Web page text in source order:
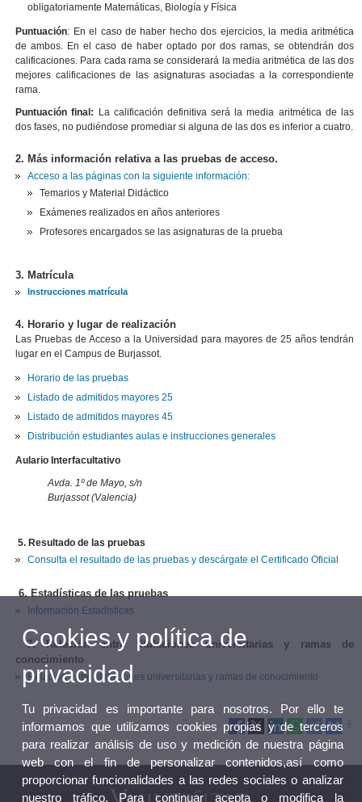
obligatoriamente Matemáticas, Biología y Física
Puntuación: En el caso de haber hecho dos ejercicios, la media aritmética
de ambos. En el caso de haber optado por dos ramas, se obtendrán dos
calificaciones. Para cada rama se considerará la media aritmética de las dos
mejores calificaciones de las asignaturas asociadas a la correspondiente
rama.
Puntuación final: La calificación definitiva será la media aritmética de las
dos fases, no pudiéndose promediar si alguna de las dos es inferior a cuatro.
2. Más información relativa a las pruebas de acceso.
Acceso a las páginas con la siguiente información:
Temarios y Material Didáctico
Exámenes realizados en años anteriores
Profesores encargados se las asignaturas de la prueba
3. Matrícula
Instrucciones matrícula
4. Horario y lugar de realización
Las Pruebas de Acceso a la Universidad para mayores de 25 años tendrán
lugar en el Campus de Burjassot.
Horario de las pruebas
Listado de admitidos mayores 25
Listado de admitidos mayores 45
Distribución estudiantes aulas e instrucciones generales
Aulario Interfacultativo
Avda. 1º de Mayo, s/n
Burjassot (Valencia)
5. Resultado de las pruebas
Consulta el resultado de las pruebas y descárgate el Certificado Oficial
6. Estadísticas de las pruebas
Información Estadísticas
7. Relación entre titulaciones universitarias y ramas de
conocimiento
Relación entre titulaciones universitarias y ramas de conocimiento
Cookies y política de
privacidad
Tu privacidad es importante para nosotros. Por ello te
informamos que utilizamos cookies propias y de terceros
para realizar análisis de uso y medición de nuestra página
web con el fin de personalizar contenidos,así como
proporcionar funcionalidades a las redes sociales o analizar
nuestro tráfico. Para continuar acepta o modifica la